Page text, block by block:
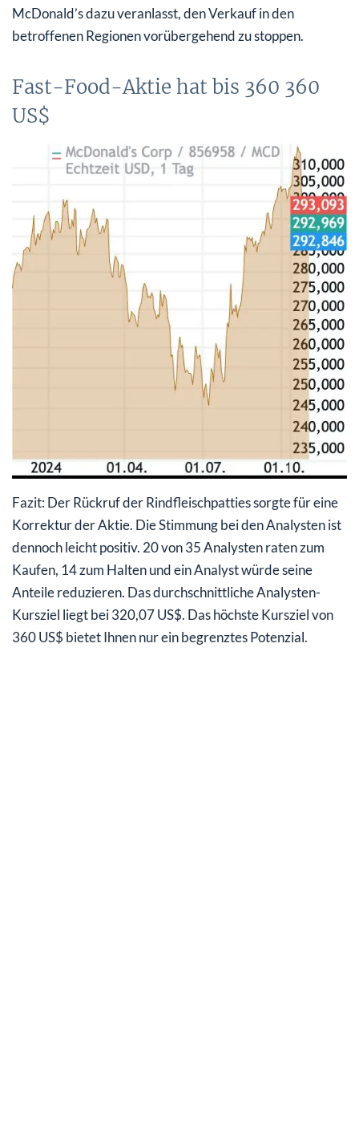
McDonald’s dazu veranlasst, den Verkauf in den
betroffenen Regionen vorübergehend zu stoppen.
Fast-Food-Aktie hat bis 360 360
US$
Fazit: Der Rückruf der Rindfleischpatties sorgte für eine
Korrektur der Aktie. Die Stimmung bei den Analysten ist
dennoch leicht positiv. 20 von 35 Analysten raten zum
Kaufen, 14 zum Halten und ein Analyst würde seine
Anteile reduzieren. Das durchschnittliche Analysten-
Kursziel liegt bei 320,07 US$. Das höchste Kursziel von
360 US$ bietet Ihnen nur ein begrenztes Potenzial.